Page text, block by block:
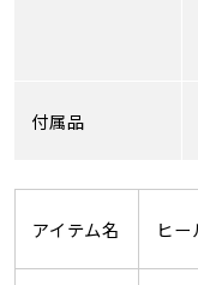
付属品
アイテム名 ヒ